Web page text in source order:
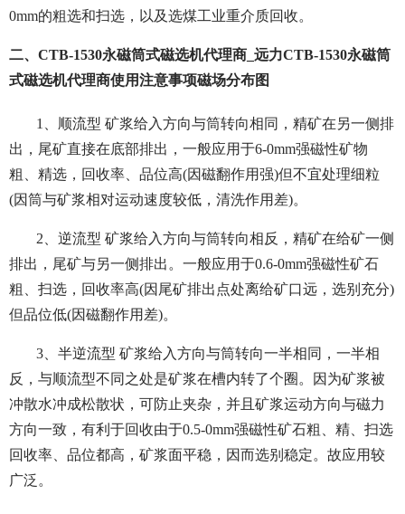
0mm的粗选和扫选，以及选煤工业重介质回收。
二、CTB-1530永磁筒式磁选机代理商_远力CTB-1530永磁筒
式磁选机代理商使用注意事项磁场分布图
1、顺流型 矿浆给入方向与筒转向相同，精矿在另一侧排
出，尾矿直接在底部排出，一般应用于6-0mm强磁性矿物
粗、精选，回收率、品位高(因磁翻作用强)但不宜处理细粒
(因筒与矿浆相对运动速度较低，清洗作用差)。
2、逆流型 矿浆给入方向与筒转向相反，精矿在给矿一侧
排出，尾矿与另一侧排出。一般应用于0.6-0mm强磁性矿石
粗、扫选，回收率高(因尾矿排出点处离给矿口远，选别充分)
但品位低(因磁翻作用差)。
3、半逆流型 矿浆给入方向与筒转向一半相同，一半相
反，与顺流型不同之处是矿浆在槽内转了个圈。因为矿浆被
冲散水冲成松散状，可防止夹杂，并且矿浆运动方向与磁力
方向一致，有利于回收由于0.5-0mm强磁性矿石粗、精、扫选
回收率、品位都高，矿浆面平稳，因而选别稳定。故应用较
广泛。